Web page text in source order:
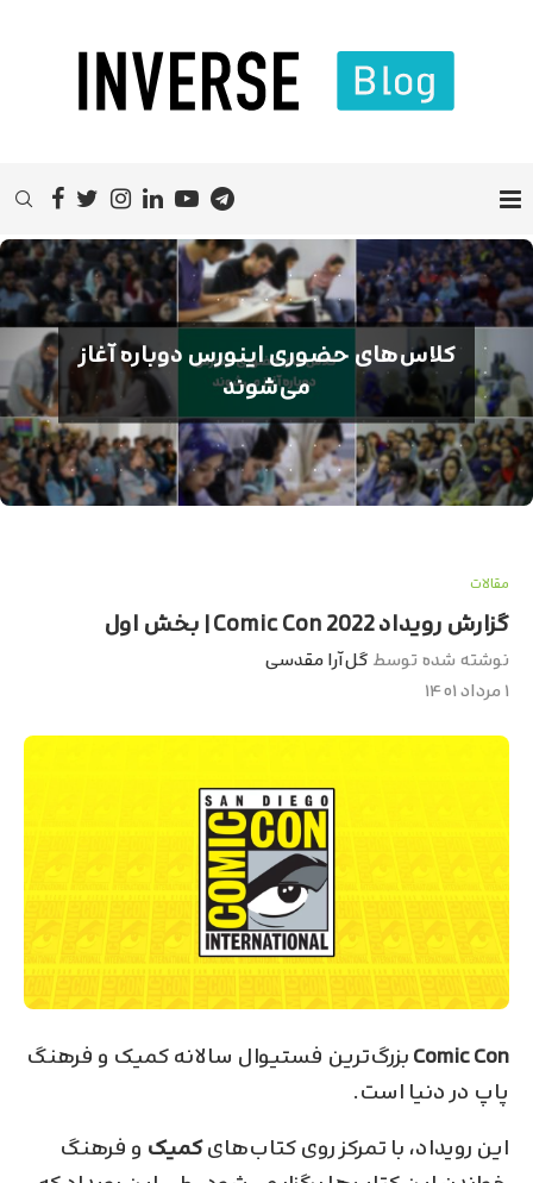
کلاس‌های حضوری اینورس دوباره آغاز
می‌شوند
مقالات
گزارش رویداد Comic Con 2022 | بخش اول
نوشته شده توسط گل‌آرا مقدسی
۱ مرداد ۱۴۰۱
Comic Conبزرگ‌ترین فستیوال سالانه کمیک و فرهنگ
پاپ در دنیا است.
این رویداد، با تمرکز روی کتاب‌هایکمیک و فرهنگ